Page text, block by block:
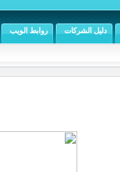
دليل الشركات روابط الويب